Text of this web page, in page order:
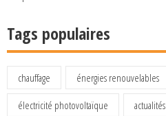
Tags populaires
chauffage énergies renouvelables
électricité photovoltaïque
actualités